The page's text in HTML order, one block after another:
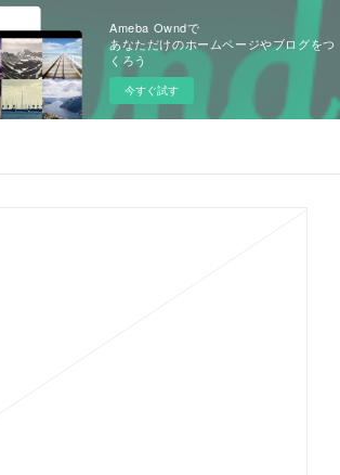
Ameba Owndで
あなただけのホームページやブログをつ
くろう
今すぐ試す